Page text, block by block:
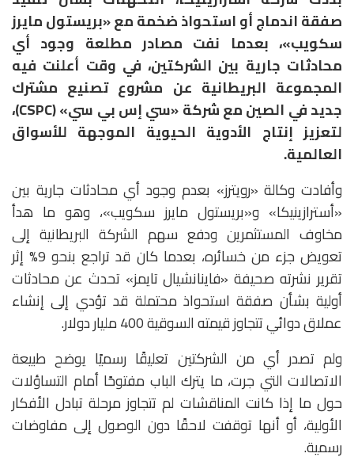
صفقة اندماج أو استحواذ ضخمة مع «بريستول مايرز
سكويب»، بعدما نفت مصادر مطلعة وجود أي
محادثات جارية بين الشركتين، في وقت أعلنت فيه
المجموعة البريطانية عن مشروع تصنيع مشترك
جديد في الصين مع شركة «سي إس بي سي» (CSPC)،
لتعزيز إنتاج الأدوية الحيوية الموجهة للأسواق
العالمية.
وأفادت وكالة «رويترز» بعدم وجود أي محادثات جارية بين
«أسترازينيكا» و«بريستول مايرز سكويب»، وهو ما هدأ
مخاوف المستثمرين ودفع سهم الشركة البريطانية إلى
تعويض جزء من خسائره، بعدما كان قد تراجع بنحو 9% إثر
تقرير نشرته صحيفة «فاينانشيال تايمز» تحدث عن محادثات
أولية بشأن صفقة استحواذ محتملة قد تؤدي إلى إنشاء
عملاق دوائي تتجاوز قيمته السوقية 400 مليار دولار.
ولم تصدر أي من الشركتين تعليقًا رسميًا يوضح طبيعة
الاتصالات التي جرت، ما يترك الباب مفتوحًا أمام التساؤلات
حول ما إذا كانت المناقشات لم تتجاوز مرحلة تبادل الأفكار
الأولية، أو أنها توقفت لاحقًا دون الوصول إلى مفاوضات
رسمية.